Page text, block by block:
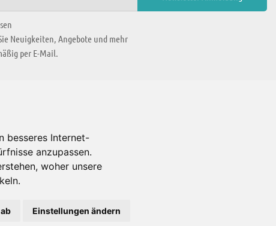
besseres Internet-
anzupassen.
woher unsere
Einstellungen ändern
Neuigkeiten, Angebote und mehr
per E-Mail.
Es gibt uns auch in